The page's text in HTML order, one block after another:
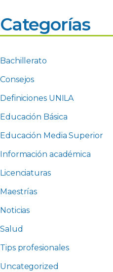
Categorías
Bachillerato
Consejos
Definiciones UNILA
Educación Básica
Educación Media Superior
Información académica
Licenciaturas
Maestrías
Noticias
Salud
Tips profesionales
Uncategorized